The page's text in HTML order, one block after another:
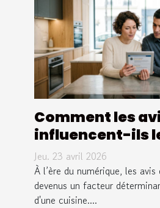
Comment les
influencent-ils
d'une cuisine ?
Jeu. 23 avril 2026
À l’ère du numérique, les
devenus un facteur
d'une cuisine....